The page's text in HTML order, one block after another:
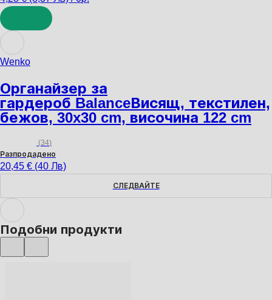
ДОБАВИ
Wenko
Органайзер за
гардероб BalanceВисящ, текстилен,
бежов, 30x30 cm, височина 122 cm
(34)
Разпродадено
20,45 € (40 Лв)
СЛЕДВАЙТЕ
Подобни продукти